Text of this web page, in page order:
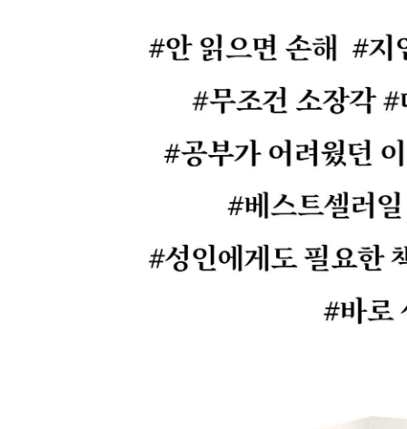
맺음말 . 독서가 ‘공부’가 아닐 때 공부머리는 자란다